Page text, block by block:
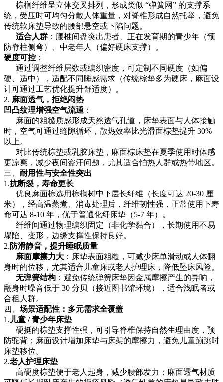
棕榈纤维呈立体交叉排列，形成类似 “弹簧网” 的支撑系
统，受压时可均匀分散人体重量，对脊椎形成自然托举，避免
传统软床垫导致的腰部悬空或下陷问题。
适合人群 ：腰椎间盘突出患者、正在发育期的青少年（预
防脊柱侧弯）、中老年人（偏好硬床支撑）。
硬度可控 ：
通过调整纤维层数或编织密度，可定制不同硬度（如偏
硬、适中），适配不同睡感需求（传统棕垫多为硬床，麻面设
计可通过工艺优化提升舒适度）。
2. 麻面透气，拒绝闷热
凹凸纹理增强空气流通 ：
麻面的粗糙质感形成天然透气孔道，床垫表面与人体接触
时，空气可通过缝隙循环，散热效率比光滑面棕垫提升 30%
以上。
对比传统棕垫或乳胶床垫，麻面棕床垫在夏季使用时体感
更凉爽，减少夜间盗汗问题，尤其适合怕热人群或热带地区。
三、 耐用性与安全性突出
1.抗断裂，寿命更长
优良麻面棕选用棕榈树中下层长纤维（长度可达 20-30 厘
米），经高温蒸煮、消毒处理后，纤维韧性强，正常使用下寿
命可达 8-10 年，优于普通化纤床垫（5-7 年）。
纤维间通过物理编织固定（非化学黏合），长期使用不易
塌陷、变形，边缘支撑性保持良好。
2. 防滑静音，提升睡眠质量
麻面摩擦力大 ：床垫表面粗糙，可减少床单滑动或人体翻
身时的位移，尤其适合儿童床或老人护理床，降低坠床风险。
无弹簧结构 ：避免传统弹簧床垫因金属摩擦产生的异响，
翻身时噪音低于 30 分贝（接近图书馆环境），适合浅眠者或
合租人群。
四、 场景适配性：多元需求全覆盖
1. 儿童 / 青少年床垫
硬挺的棕垫支撑性强，可引导脊椎保持自然生理曲度，预
防驼背；麻面设计增加床垫与床架的摩擦力，避免儿童蹦跳时
床垫移位。
2.老人护理床垫
高硬度棕垫便于老人起身，减少腰部发力；麻面透气材质